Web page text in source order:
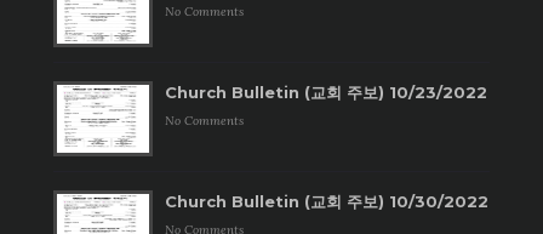
No Comments
Church Bulletin (교회 주보) 10/23/2022
No Comments
Church Bulletin (교회 주보) 10/30/2022
No Comments